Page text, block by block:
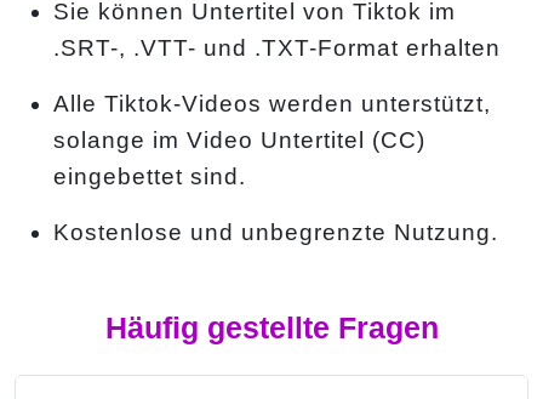
Sie können Untertitel von Tiktok im
.SRT-, .VTT- und .TXT-Format erhalten
Alle Tiktok-Videos werden unterstützt,
solange im Video Untertitel (CC)
eingebettet sind.
Kostenlose und unbegrenzte Nutzung.
Häufig gestellte Fragen